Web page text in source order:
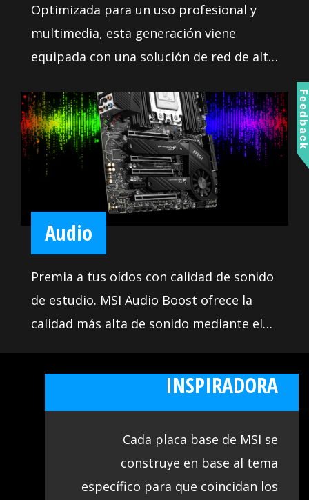
Optimizada para un uso profesional y
multimedia, esta generación viene
equipada con una solución de red de alta
fiabilidad 24/7 cuando se transfieren
grandes datos.
Audio
Premia a tus oídos con calidad de sonido
de estudio. MSI Audio Boost ofrece la
calidad más alta de sonido mediante el
primera clase. Esto te permite disfrutar
de un sonido impresionante con calidad
sonido más envolvente.
EMOCIONANTE E
INSPIRADORA
Cada placa base de MSI se
construye en base al tema
específico para que coincidan los